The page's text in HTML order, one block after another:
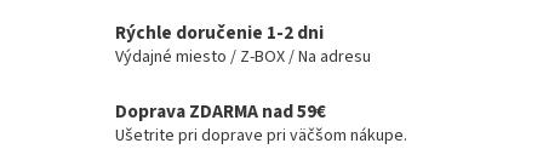
Rýchle doručenie 1-2 dni
Výdajné miesto / Z-BOX / Na adresu
Doprava ZDARMA nad 59€
Ušetrite pri doprave pri väčšom nákupe.